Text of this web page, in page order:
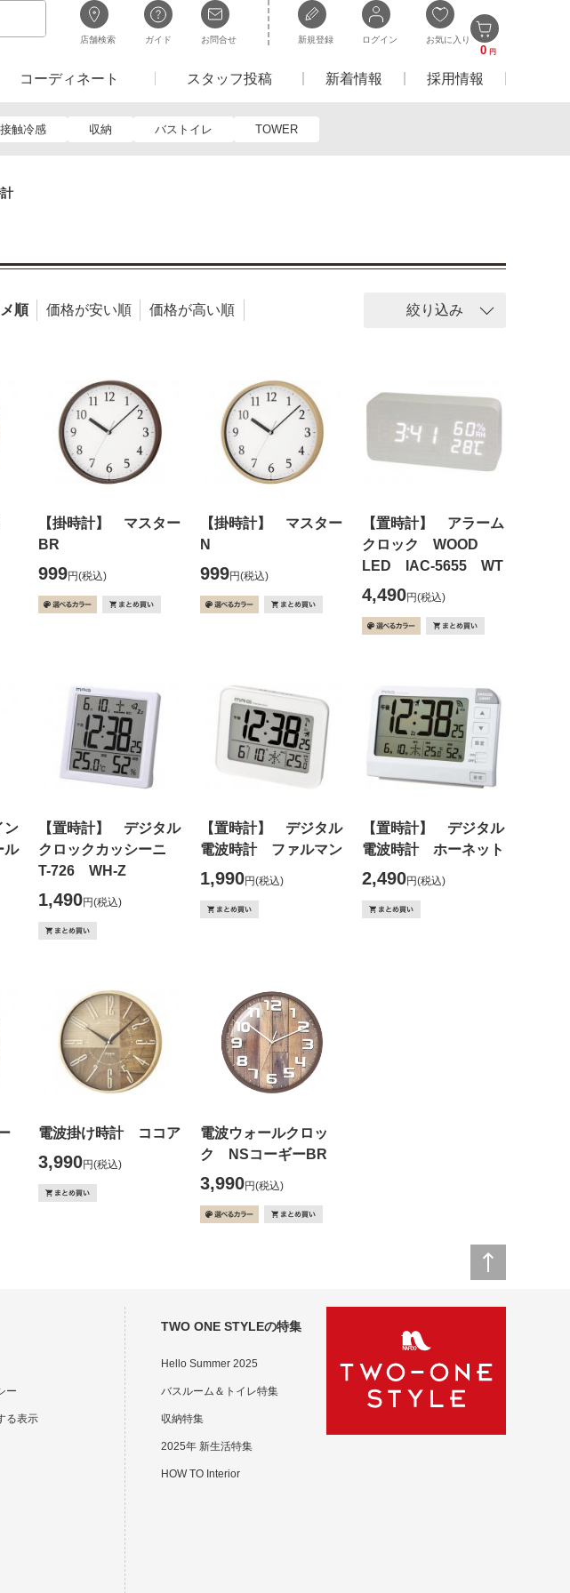
店舗検索 ガイド お問合せ 新規登録 ログイン お気に入り
0 円
コーディネート スタッフ投稿 新着情報 採用情報
接触冷感 収納 バストイレ TOWER
順 価格が安い順 価格が高い順 絞り込み
【掛時計】 マスター
BR
999円(税込)
【掛時計】 マスター
N
999円(税込)
【置時計】 アラーム
クロック WOOD
LED IAC-5655 WT
4,490円(税込)
ン
ル
【置時計】 デジタル
クロックカッシーニ
T-726 WH-Z
1,490円(税込)
【置時計】 デジタル
電波時計 ファルマン
1,990円(税込)
【置時計】 デジタル
電波時計 ホーネット
2,490円(税込)
電波掛け時計 ココア
3,990円(税込)
電波ウォールクロッ
ク NSコーギーBR
3,990円(税込)
ー
る表示
TWO ONE STYLEの特集
Hello Summer 2025
バスルーム＆トイレ特集
収納特集
2025年 新生活特集
HOW TO Interior